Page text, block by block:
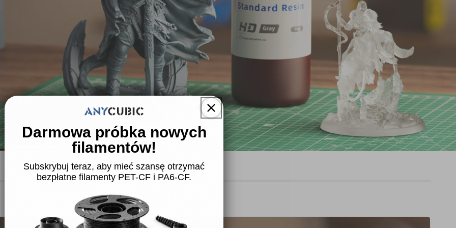
|
Darmowa próbka nowych
filamentów!
Subskrybuj teraz, aby mieć szansę otrzymać
bezpłatne filamenty PET-CF i PA6-CF.